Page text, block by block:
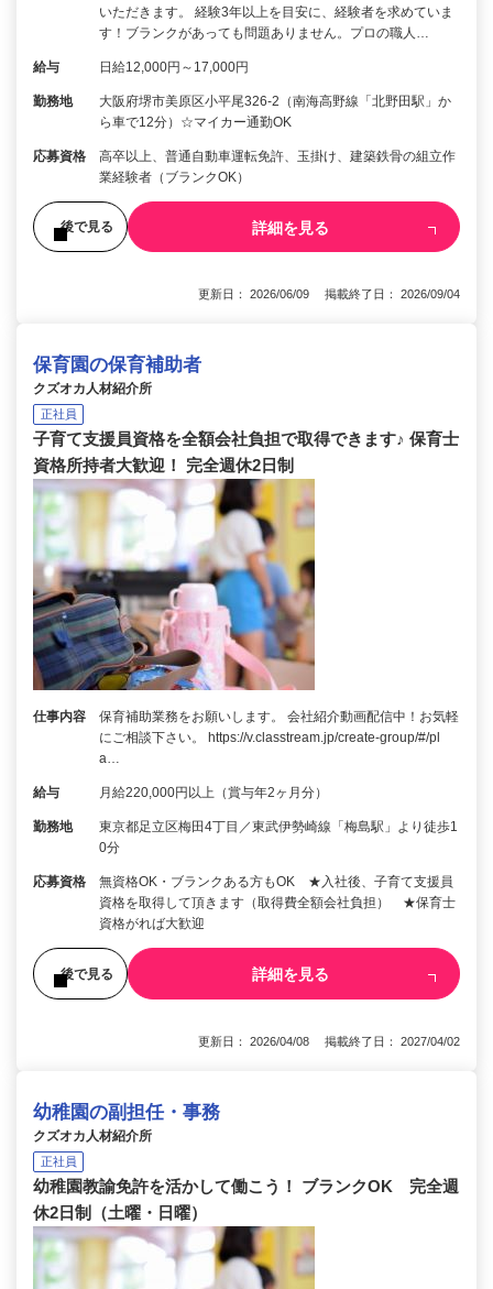
いただきます。 経験3年以上を目安に、経験者を求めていま
す！ブランクがあっても問題ありません。プロの職人…
給与 日給12,000円～17,000円
勤務地
大阪府堺市美原区小平尾326-2（南海高野線「北野田駅」か
ら車で12分）☆マイカー通勤OK
応募資格
高卒以上、普通自動車運転免許、玉掛け、建築鉄骨の組立作
業経験者（ブランクOK）
後で見る 詳細を見る
更新日： 2026/06/09 掲載終了日： 2026/09/04
保育園の保育補助者
クズオカ人材紹介所
正社員
子育て支援員資格を全額会社負担で取得できます♪ 保育士
資格所持者大歓迎！ 完全週休2日制
仕事内容
保育補助業務をお願いします。 会社紹介動画配信中！お気軽
にご相談下さい。 https://v.classtream.jp/create-group/#/pl
a…
給与 月給220,000円以上（賞与年2ヶ月分）
勤務地
東京都足立区梅田4丁目／東武伊勢崎線「梅島駅」より徒歩1
0分
応募資格
無資格OK・ブランクある方もOK ★入社後、子育て支援員
資格を取得して頂きます（取得費全額会社負担） ★保育士
資格がれば大歓迎
後で見る 詳細を見る
更新日： 2026/04/08 掲載終了日： 2027/04/02
幼稚園の副担任・事務
クズオカ人材紹介所
正社員
幼稚園教諭免許を活かして働こう！ ブランクOK 完全週
休2日制（土曜・日曜）